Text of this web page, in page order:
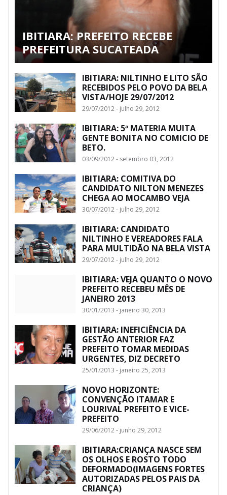
IBITIARA: PREFEITO RECEBE
PREFEITURA SUCATEADA
IBITIARA: NILTINHO E LITO SÃO
RECEBIDOS PELO POVO DA BELA
VISTA/HOJE 29/07/2012
29/07/2012 - julho 29, 2012
IBITIARA: 5ª MATERIA MUITA
GENTE BONITA NO COMICIO DE
BETO.
03/09/2012 - setembro 03, 2012
IBITIARA: COMITIVA DO
CANDIDATO NILTON MENEZES
CHEGA AO MOCAMBO VEJA
30/07/2012 - julho 29, 2012
IBITIARA: CANDIDATO
NILTINHO E VEREADORES FALA
PARA MULTIDÃO NA BELA VISTA
29/07/2012 - julho 29, 2012
IBITIARA: VEJA QUANTO O NOVO
PREFEITO RECEBEU MÊS DE
JANEIRO 2013
30/01/2013 - janeiro 30, 2013
IBITIARA: INEFICIÊNCIA DA
GESTÃO ANTERIOR FAZ
PREFEITO TOMAR MEDIDAS
URGENTES, DIZ DECRETO
25/01/2013 - janeiro 25, 2013
NOVO HORIZONTE:
CONVENÇÃO ITAMAR E
LOURIVAL PREFEITO E VICE-
PREFEITO
29/06/2012 - junho 29, 2012
IBITIARA:CRIANÇA NASCE SEM
OS OLHOS E ROSTO TODO
DEFORMADO(IMAGENS FORTES
AUTORIZADAS PELOS PAIS DA
CRIANÇA)